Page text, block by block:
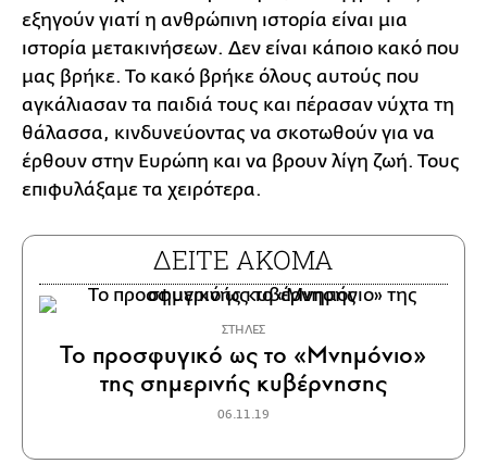
εξηγούν γιατί η ανθρώπινη ιστορία είναι μια
ιστορία μετακινήσεων. Δεν είναι κάποιο κακό που
μας βρήκε. Το κακό βρήκε όλους αυτούς που
αγκάλιασαν τα παιδιά τους και πέρασαν νύχτα τη
θάλασσα, κινδυνεύοντας να σκοτωθούν για να
έρθουν στην Ευρώπη και να βρουν λίγη ζωή. Τους
επιφυλάξαμε τα χειρότερα.
ΔΕΙΤΕ ΑΚΟΜΑ
ΣΤΗΛΕΣ
Το προσφυγικό ως το «Μνημόνιο»
της σημερινής κυβέρνησης
06.11.19